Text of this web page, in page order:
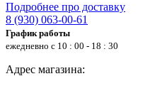
Подробнее про доставку
8 (930) 063-00-61
График работы
ежедневно с 10 : 00 - 18 : 30
Адрес магазина: